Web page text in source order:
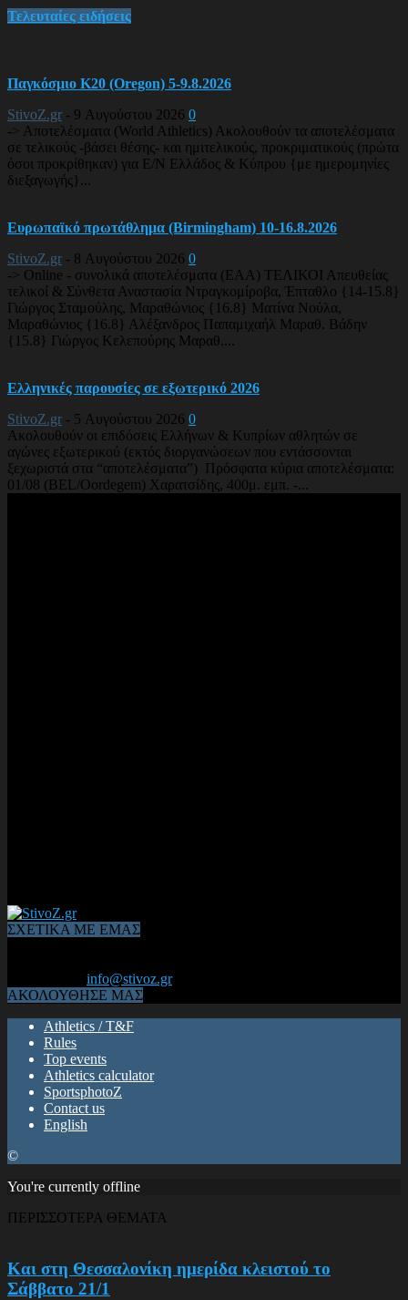
Τελευταίες ειδήσεις
Παγκόσμιο Κ20 (Oregon) 5-9.8.2026
StivoZ.gr - 9 Αυγούστου 2026 0
-> Αποτελέσματα (World Athletics) Ακολουθούν τα αποτελέσματα
σε τελικούς -βάσει θέσης- και ημιτελικούς, προκριματικούς (πρώτα
όσοι προκρίθηκαν) για Ε/Ν Ελλάδος & Κύπρου {με ημερομηνίες
διεξαγωγής}...
Ευρωπαϊκό πρωτάθλημα (Birmingham) 10-16.8.2026
StivoZ.gr - 8 Αυγούστου 2026 0
-> Online - συνολικά αποτελέσματα (EAA) ΤΕΛΙΚΟΙ Απευθείας
τελικοί & Σύνθετα Αναστασία Ντραγκομίροβα, Έπταθλο {14-15.8}
Γιώργος Σταμούλης, Μαραθώνιος {16.8} Ματίνα Νούλα,
Μαραθώνιος {16.8} Αλέξανδρος Παπαμιχαήλ Μαραθ. Βάδην
{15.8} Γιώργος Κελεπούρης Μαραθ....
Ελληνικές παρουσίες σε εξωτερικό 2026
StivoZ.gr - 5 Αυγούστου 2026 0
Ακολουθούν οι επιδόσεις Ελλήνων & Κυπρίων αθλητών σε
αγώνες εξωτερικού (εκτός διοργανώσεων που εντάσσονται
ξεχωριστά στα “αποτελέσματα”) Πρόσφατα κύρια αποτελέσματα:
01/08 (BEL/Oordegem) Χαρατσίδης, 400μ. εμπ. -...
ΣΧΕΤΙΚΑ ΜΕ ΕΜΑΣ
info@stivoz.gr
ΑΚΟΛΟΥΘΗΣΕ ΜΑΣ
Athletics / T&F
Rules
Top events
Athletics calculator
SportsphotoZ
Contact us
English
©
You're currently offline
ΠΕΡΙΣΣΟΤΕΡΑ ΘΕΜΑΤΑ
Και στη Θεσσαλονίκη ημερίδα κλειστού το
Σάββατο 21/1